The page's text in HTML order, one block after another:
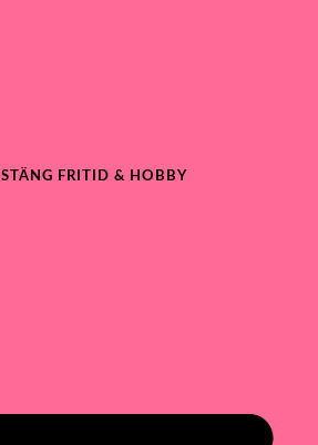
STÄNG FRITID & HOBBY